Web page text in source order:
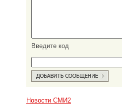
Введите код
Новости СМИ2